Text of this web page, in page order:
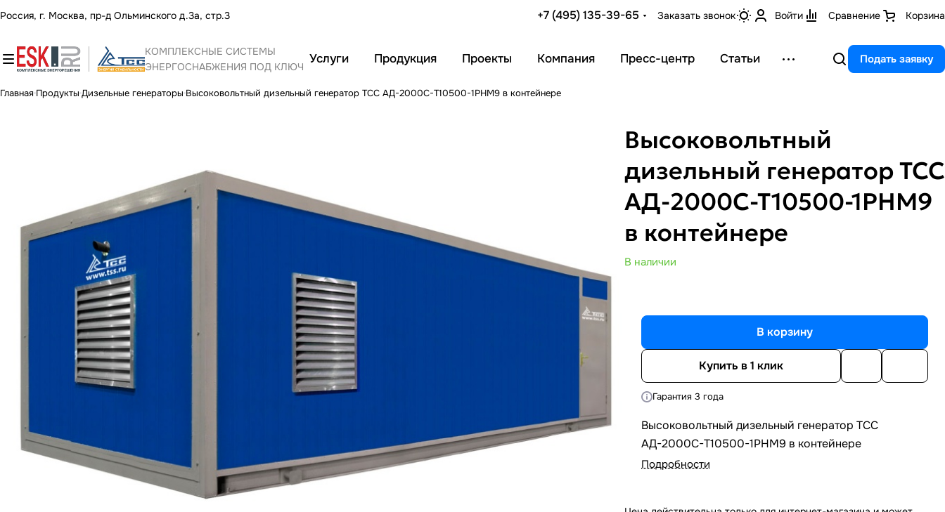
Россия, г. Москва, пр-д Ольминского д.3а, стр.3 +7 (495) 135-39-65 Заказать звонок Войти Сравнение Корзина
КОМПЛЕКСНЫЕ СИСТЕМЫ
ЭНЕРГОСНАБЖЕНИЯ ПОД КЛЮЧ
Услуги Продукция Проекты Компания Пресс-центр Статьи Подать заявку
Главная Продукты Дизельные генераторы Высоковольтный дизельный генератор ТСС АД-2000С-Т10500-1РНМ9 в контейнере
Высоковольтный
дизельный генератор ТСС
АД-2000С-Т10500-1РНМ9
в контейнере
В наличии
В корзину
Купить в 1 клик
Гарантия 3 года
Высоковольтный дизельный генератор ТСС
АД-2000С-Т10500-1РНМ9 в контейнере
Подробности